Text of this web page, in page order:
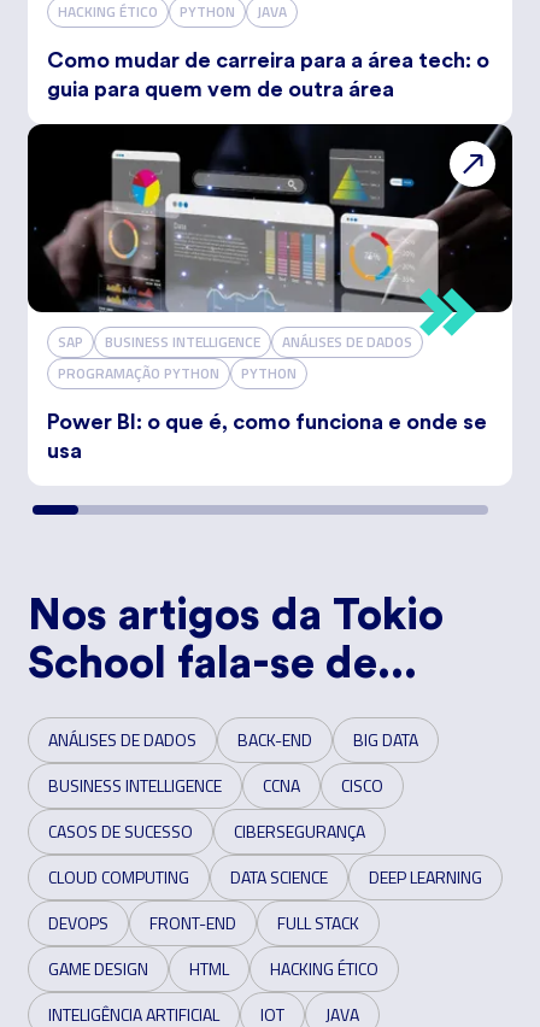
HACKING ÉTICO
PYTHON JAVA
Como mudar de carreira para a área tech: o
guia para quem vem de outra área
SAP BUSINESS INTELLIGENCE
ANÁLISES DE DADOS
PROGRAMAÇÃO PYTHON
PYTHON
Power BI: o que é, como funciona e onde se
usa
Nos artigos da Tokio
School fala-se de...
ANÁLISES DE DADOS BACK-END
BIG DATA
BUSINESS INTELLIGENCE
CCNA
CISCO
CASOS DE SUCESSO
CIBERSEGURANÇA
CLOUD COMPUTING
DATA SCIENCE
DEEP LEARNING
DEVOPS
FRONT-END
FULL STACK
GAME DESIGN
HTML
HACKING ÉTICO
INTELIGÊNCIA ARTIFICIAL
IOT
JAVA